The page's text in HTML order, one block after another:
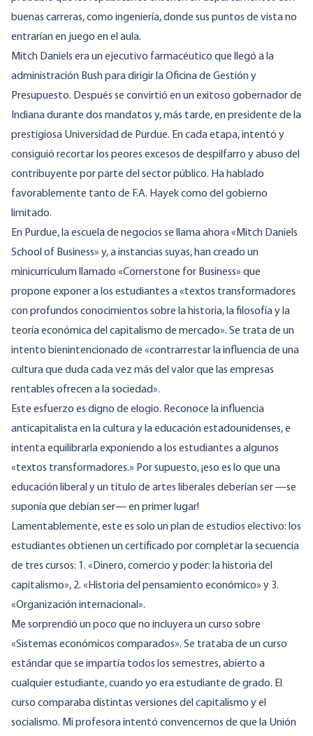
buenas carreras, como ingeniería, donde sus puntos de vista no
entrarían en juego en el aula.
Mitch Daniels era un ejecutivo farmacéutico que llegó a la
administración Bush para dirigir la Oficina de Gestión y
Presupuesto. Después se convirtió en un exitoso gobernador de
Indiana durante dos mandatos y, más tarde, en presidente de la
prestigiosa Universidad de Purdue. En cada etapa, intentó y
consiguió recortar los peores excesos de despilfarro y abuso del
contribuyente por parte del sector público. Ha hablado
favorablemente tanto de F.A. Hayek como del gobierno
limitado.
En Purdue, la escuela de negocios se llama ahora «Mitch Daniels
School of Business» y, a instancias suyas, han creado un
minicurriculum llamado «Cornerstone for Business» que
propone exponer a los estudiantes a «textos transformadores
con profundos conocimientos sobre la historia, la filosofía y la
teoría económica del capitalismo de mercado». Se trata de un
intento bienintencionado de «contrarrestar la influencia de una
cultura que duda cada vez más del valor que las empresas
rentables ofrecen a la sociedad».
Este esfuerzo es digno de elogio. Reconoce la influencia
anticapitalista en la cultura y la educación estadounidenses, e
intenta equilibrarla exponiendo a los estudiantes a algunos
«textos transformadores.» Por supuesto, ¡eso es lo que una
educación liberal y un título de artes liberales deberían ser —se
suponía que debían ser— en primer lugar!
Lamentablemente, este es solo un plan de estudios electivo: los
estudiantes obtienen un certificado por completar la secuencia
de tres cursos: 1. «Dinero, comercio y poder: la historia del
capitalismo», 2. «Historia del pensamiento económico» y 3.
«Organización internacional».
Me sorprendió un poco que no incluyera un curso sobre
«Sistemas económicos comparados». Se trataba de un curso
estándar que se impartía todos los semestres, abierto a
cualquier estudiante, cuando yo era estudiante de grado. El
curso comparaba distintas versiones del capitalismo y el
socialismo. Mi profesora intentó convencernos de que la Unión